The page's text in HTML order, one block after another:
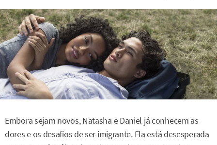
Embora sejam novos, Natasha e Daniel já conhecem as
dores e os desafios de ser imigrante. Ela está desesperada